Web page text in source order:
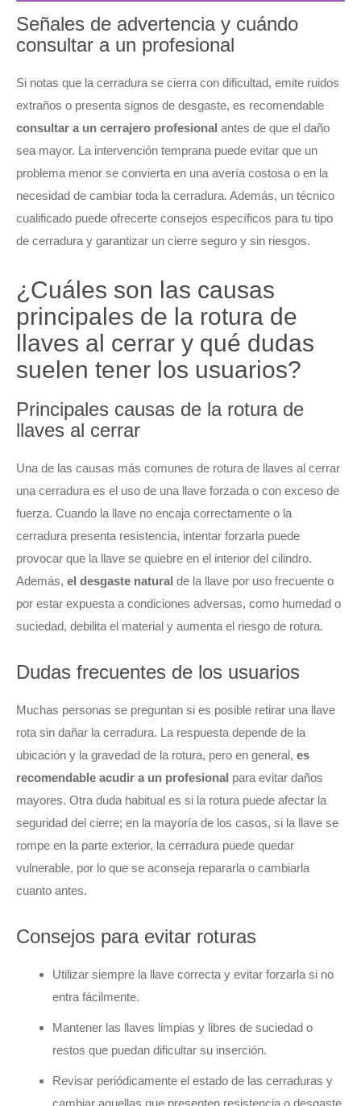
Señales de advertencia y cuándo
consultar a un profesional
Si notas que la cerradura se cierra con dificultad, emite ruidos
extraños o presenta signos de desgaste, es recomendable
consultar a un cerrajero profesional antes de que el daño
sea mayor. La intervención temprana puede evitar que un
problema menor se convierta en una avería costosa o en la
necesidad de cambiar toda la cerradura. Además, un técnico
cualificado puede ofrecerte consejos específicos para tu tipo
de cerradura y garantizar un cierre seguro y sin riesgos.
¿Cuáles son las causas
principales de la rotura de
llaves al cerrar y qué dudas
suelen tener los usuarios?
Principales causas de la rotura de
llaves al cerrar
Una de las causas más comunes de rotura de llaves al cerrar
una cerradura es el uso de una llave forzada o con exceso de
fuerza. Cuando la llave no encaja correctamente o la
cerradura presenta resistencia, intentar forzarla puede
provocar que la llave se quiebre en el interior del cilindro.
Además, el desgaste natural de la llave por uso frecuente o
por estar expuesta a condiciones adversas, como humedad o
suciedad, debilita el material y aumenta el riesgo de rotura.
Dudas frecuentes de los usuarios
Muchas personas se preguntan si es posible retirar una llave
rota sin dañar la cerradura. La respuesta depende de la
ubicación y la gravedad de la rotura, pero en general, es
recomendable acudir a un profesional para evitar daños
mayores. Otra duda habitual es si la rotura puede afectar la
seguridad del cierre; en la mayoría de los casos, si la llave se
rompe en la parte exterior, la cerradura puede quedar
vulnerable, por lo que se aconseja repararla o cambiarla
cuanto antes.
Consejos para evitar roturas
Utilizar siempre la llave correcta y evitar forzarla si no
entra fácilmente.
Mantener las llaves limpias y libres de suciedad o
restos que puedan dificultar su inserción.
Revisar periódicamente el estado de las cerraduras y
cambiar aquellas que presenten resistencia o desgaste